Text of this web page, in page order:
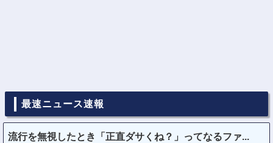
最速ニュース速報
流行を無視したとき「正直ダサくね？」ってなるファ...